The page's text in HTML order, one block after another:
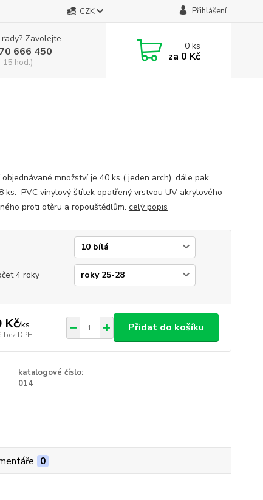
CZK Přihlášení
Zavolejte.
666 450
15 hod.)
0ks
za 0 Kč
objednávané množství je 40 ks ( jeden arch). dále pak
ks. PVC vinylový štítek opatřený vrstvou UV akrylového
proti otěru a ropouštědlům. celý popis
4 roky
Kč/ks
bez DPH
Přidat do košíku
katalogové číslo:
014
0